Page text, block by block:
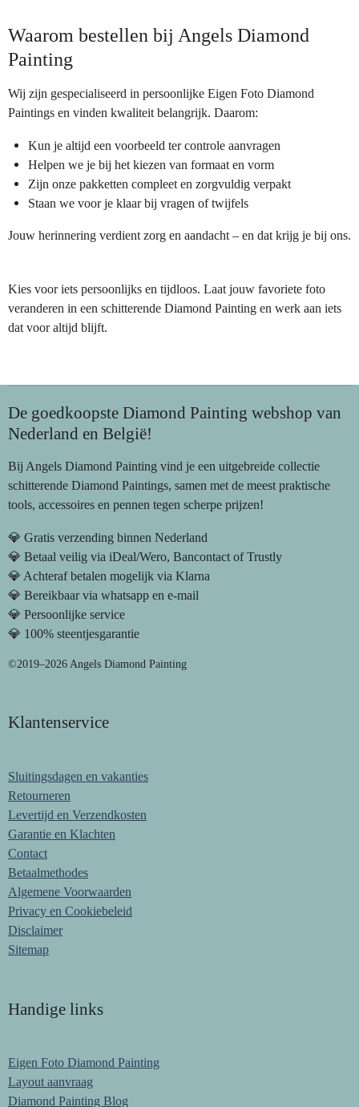
Waarom bestellen bij Angels Diamond
Painting
Wij zijn gespecialiseerd in persoonlijke Eigen Foto Diamond
Paintings en vinden kwaliteit belangrijk. Daarom:
Kun je altijd een voorbeeld ter controle aanvragen
Helpen we je bij het kiezen van formaat en vorm
Zijn onze pakketten compleet en zorgvuldig verpakt
Staan we voor je klaar bij vragen of twijfels
Jouw herinnering verdient zorg en aandacht – en dat krijg je bij ons.
Kies voor iets persoonlijks en tijdloos. Laat jouw favoriete foto
veranderen in een schitterende Diamond Painting en werk aan iets
dat voor altijd blijft.
De goedkoopste Diamond Painting webshop van
Nederland en België!
Bij Angels Diamond Painting vind je een uitgebreide collectie
schitterende Diamond Paintings, samen met de meest praktische
tools, accessoires en pennen tegen scherpe prijzen!
💎 Gratis verzending binnen Nederland
💎 Betaal veilig via iDeal/Wero, Bancontact of Trustly
💎 Achteraf betalen mogelijk via Klarna
💎 Bereikbaar via whatsapp en e-mail
💎 Persoonlijke service
💎 100% steentjesgarantie
©2019–2026 Angels Diamond Painting
Klantenservice
Sluitingsdagen en vakanties
Retourneren
Levertijd en Verzendkosten
Garantie en Klachten
Contact
Betaalmethodes
Algemene Voorwaarden
Privacy en Cookiebeleid
Disclaimer
Sitemap
Handige links
Eigen Foto Diamond Painting
Layout aanvraag
Diamond Painting Blog